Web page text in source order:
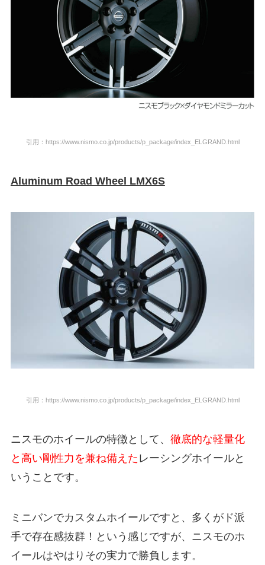
引用：https://www.nismo. co.jp/products/p_package/index_ELGRAND.html
Aluminum Road Wheel LMX6S
引用：https://www.nismo.co.jp/products/p_package/index_ELGRAND.html
ニスモのホイールの特徴として、 徹底的な軽量化
と高い剛性力を兼ね備えた レーシングホイールと
いうことです。
ミニバンでカスタムホイールですと、多くがド派
手で存在感抜群！という感じですが、ニスモのホ
イールはやはりその実力で勝負します。